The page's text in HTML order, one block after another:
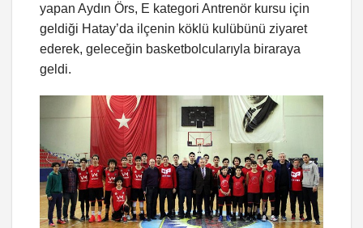
yapan Aydın Örs, E kategori Antrenör kursu için
geldiği Hatay’da ilçenin köklü kulübünü ziyaret
ederek, geleceğin basketbolcularıyla biraraya
geldi.